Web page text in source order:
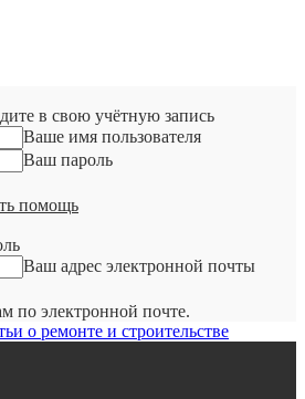
в свою учётную запись
Ваше имя пользователя
Ваш пароль
помощь
Ваш адрес электронной почты
по электронной почте.
о ремонте и строительстве